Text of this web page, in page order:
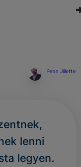
Penn Jillette
lenni
legyen.